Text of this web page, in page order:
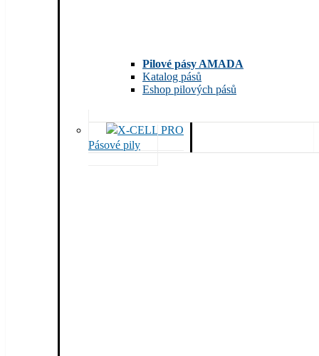
Pilové pásy AMADA
Katalog pásů
Eshop pilových pásů
Pásové pily